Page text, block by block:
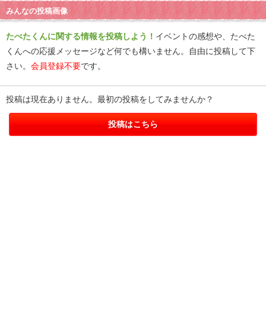
みんなの投稿画像
たべたくんに関する情報を投稿しよう！ イベントの感想や、たべた
くんへの応援メッセージなど何でも構いません。自由に投稿して下
さい。 会員登録不要です。
投稿は現在ありません。最初の投稿をしてみませんか？
投稿はこちら